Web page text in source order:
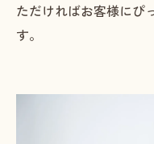
ただければお客様にぴ
す。